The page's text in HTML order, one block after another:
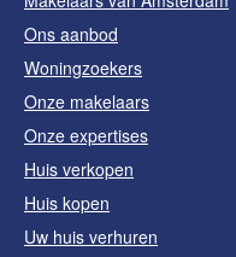
Ons aanbod
Woningzoekers
Onze makelaars
Onze expertises
Huis verkopen
Huis kopen
Uw huis verhuren